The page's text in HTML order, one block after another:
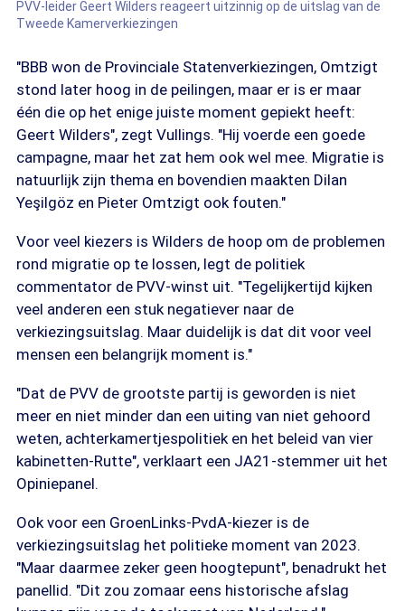
PVV-leider Geert Wilders reageert uitzinnig op de uitslag van de
Tweede Kamerverkiezingen
"BBB won de Provinciale Statenverkiezingen, Omtzigt
stond later hoog in de peilingen, maar er is er maar
één die op het enige juiste moment gepiekt heeft:
Geert Wilders", zegt Vullings. "Hij voerde een goede
campagne, maar het zat hem ook wel mee. Migratie is
natuurlijk zijn thema en bovendien maakten Dilan
Yeşilgöz en Pieter Omtzigt ook fouten."
Voor veel kiezers is Wilders de hoop om de problemen
rond migratie op te lossen, legt de politiek
commentator de PVV-winst uit. "Tegelijkertijd kijken
veel anderen een stuk negatiever naar de
verkiezingsuitslag. Maar duidelijk is dat dit voor veel
mensen een belangrijk moment is."
"Dat de PVV de grootste partij is geworden is niet
meer en niet minder dan een uiting van niet gehoord
weten, achterkamertjespolitiek en het beleid van vier
kabinetten-Rutte", verklaart een JA21-stemmer uit het
Opiniepanel.
Ook voor een GroenLinks-PvdA-kiezer is de
verkiezingsuitslag het politieke moment van 2023.
"Maar daarmee zeker geen hoogtepunt", benadrukt het
panellid. "Dit zou zomaar eens historische afslag